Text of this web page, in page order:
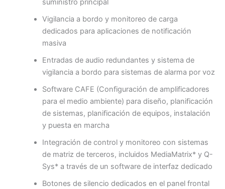
suministro principal
Vigilancia a bordo y monitoreo de carga
dedicados para aplicaciones de notificación
masiva
Entradas de audio redundantes y sistema de
vigilancia a bordo para sistemas de alarma por voz
Software CAFE (Configuración de amplificadores
para el medio ambiente) para diseño, planificación
de sistemas, planificación de equipos, instalación
y puesta en marcha
Integración de control y monitoreo con sistemas
de matriz de terceros, incluidos MediaMatrix* y Q-
Sys* a través de un software de interfaz dedicado
Botones de silencio dedicados en el panel frontal